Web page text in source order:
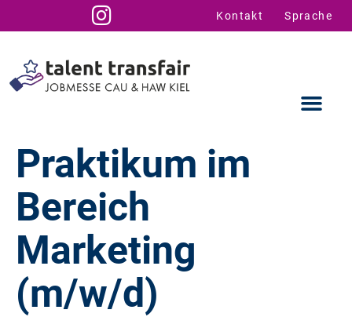
Kontakt Sprache
Praktikum im
Bereich
Marketing
(m/w/d)